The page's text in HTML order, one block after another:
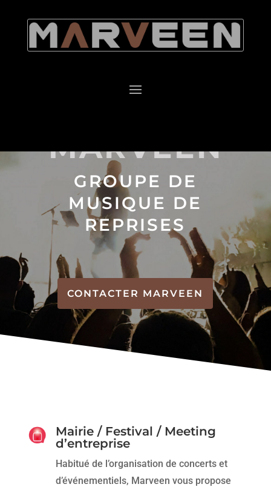
MARVEEN
GROUPE DE
MUSIQUE DE
REPRISES
CONTACTER MARVEEN
Mairie / Festival / Meeting
d’entreprise
Habitué de l’organisation de concerts et
d’événementiels, Marveen vous propose